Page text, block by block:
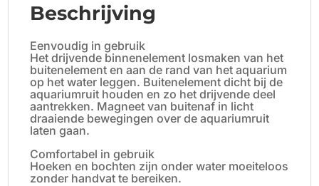
Beschrijving
Eenvoudig in gebruik
Het drijvende binnenelement losmaken van het
buitenelement en aan de rand van het aquarium
op het water leggen. Buitenelement dicht bij de
aquariumruit houden en zo het drijvende deel
aantrekken. Magneet van buitenaf in licht
draaiende bewegingen over de aquariumruit
laten gaan.
Comfortabel in gebruik
Hoeken en bochten zijn onder water moeiteloos
zonder handvat te bereiken.